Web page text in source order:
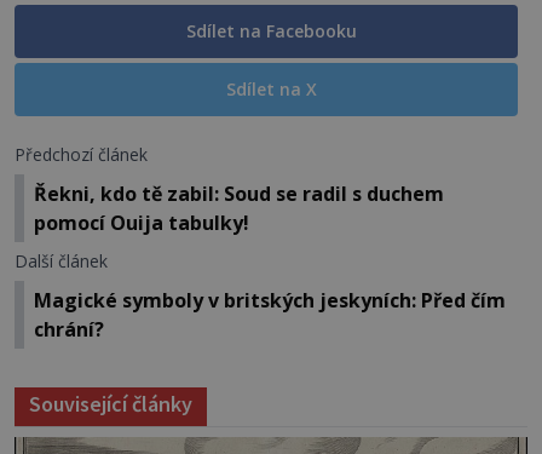
Sdílet na Facebooku
Sdílet na X
Předchozí článek
Řekni, kdo tě zabil: Soud se radil s duchem
pomocí Ouija tabulky!
Další článek
Magické symboly v britských jeskyních: Před čím
chrání?
Související články